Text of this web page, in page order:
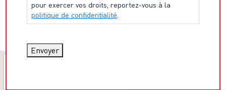
pour exercer vos droits, reportez-vous à la
politique de confidentialité
Envoyer